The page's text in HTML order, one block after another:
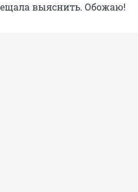
выяснить. Обожаю!